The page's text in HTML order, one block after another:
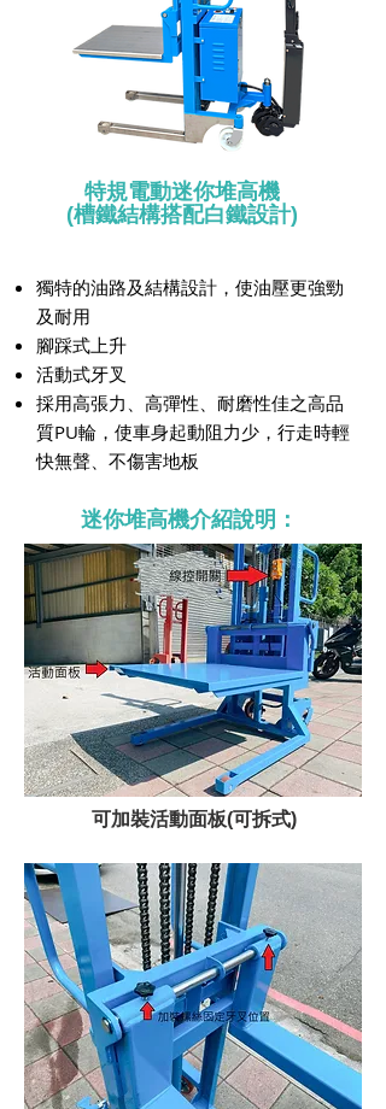
特規電動迷你堆高機
(槽鐵結構搭配白鐵設計)
獨特的油路及結構設計，使油壓更強勁
及耐用
腳踩式上升
活動式牙叉
採用高張力、高彈性、耐磨性佳之高品
質PU輪，使車身起動阻力少，行走時輕
快無聲、不傷害地板
迷你堆高機介紹說明：
可加裝活動面板(可拆式)